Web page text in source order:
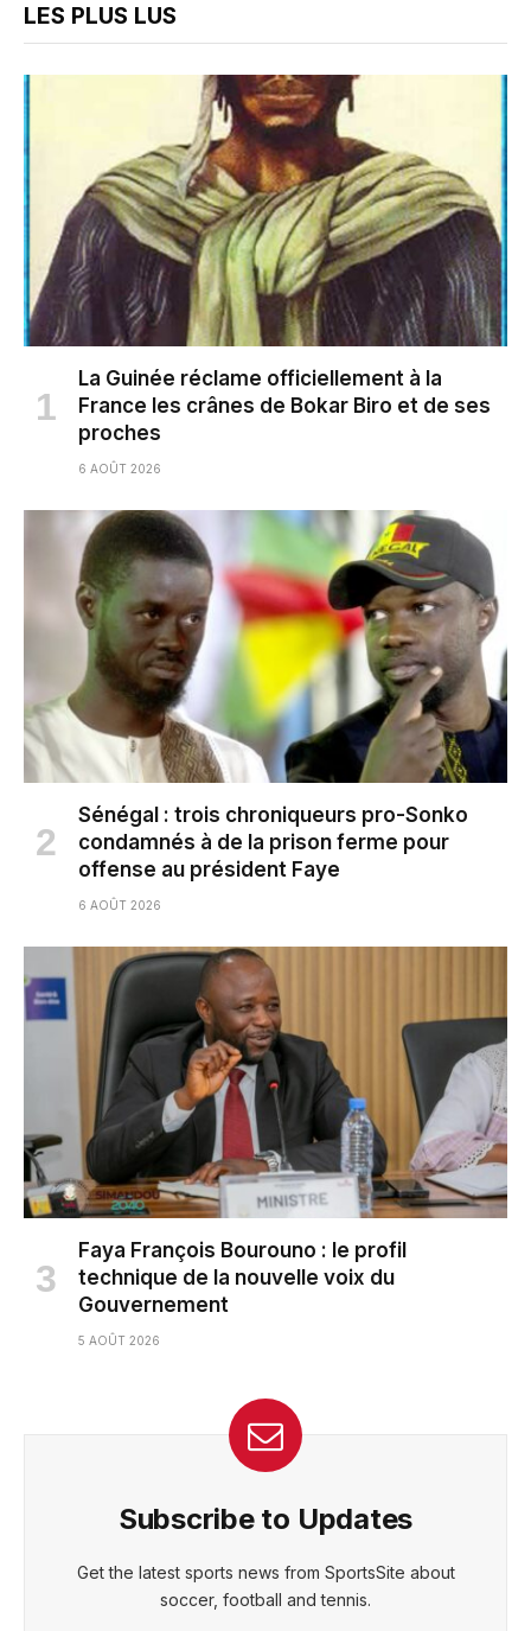
LES PLUS LUS
La Guinée réclame officiellement à la
France les crânes de Bokar Biro et de ses
proches
6 AOÛT 2026
Sénégal : trois chroniqueurs pro-Sonko
condamnés à de la prison ferme pour
offense au président Faye
6 AOÛT 2026
Faya François Bourouno : le profil
technique de la nouvelle voix du
Gouvernement
5 AOÛT 2026
Subscribe to Updates
Get the latest sports news from SportsSite about
soccer, football and tennis.